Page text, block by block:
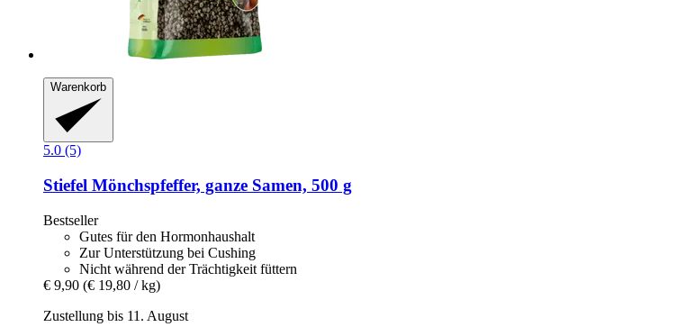
Warenkorb
5.0 (5)
Stiefel Mönchspfeffer, ganze Samen, 500 g
Bestseller
Gutes für den Hormonhaushalt
Zur Unterstützung bei Cushing
Nicht während der Trächtigkeit füttern
€ 9,90 (€ 19,80 / kg)
Zustellung bis 11. August